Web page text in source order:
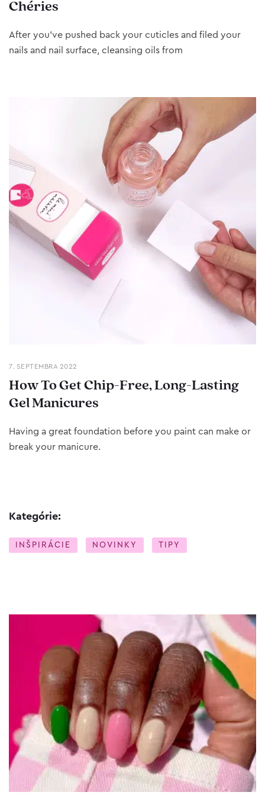
Chéries
After you’ve pushed back your cuticles and filed your
nails and nail surface, cleansing oils from
7. SEPTEMBRA 2022
How To Get Chip-Free, Long-Lasting
Gel Manicures
Having a great foundation before you paint can make or
break your manicure.
Kategórie:
INŠPIRÁCIE NOVINKY TIPY